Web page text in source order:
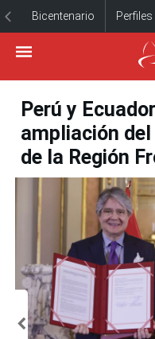
Bicentenario Perfiles
Perú y
ampliación
de la Región